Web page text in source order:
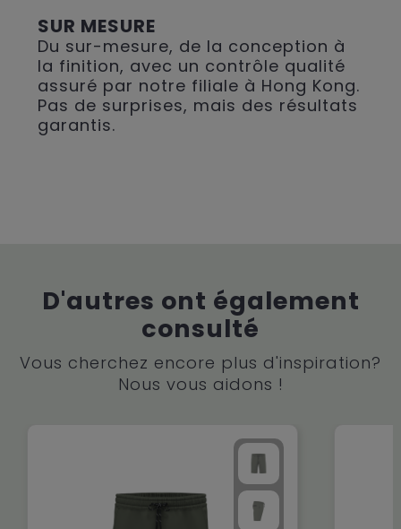
SUR MESURE
Du sur-mesure, de la conception à
la finition, avec un contrôle qualité
assuré par notre filiale à Hong Kong.
Pas de surprises, mais des résultats
garantis.
D'autres ont également
consulté
Vous cherchez encore plus d'inspiration?
Nous vous aidons !